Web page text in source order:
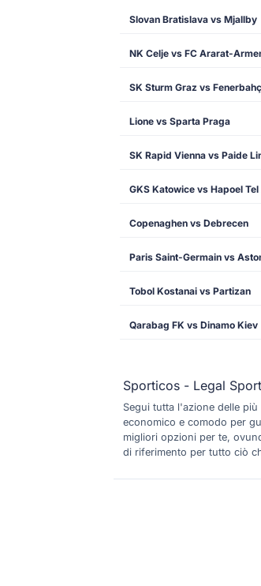
Slovan Bratislava vs Mjallby
NK Celje vs FC Ararat-
SK Sturm Graz vs
Lione vs Sparta Praga
SK Rapid Vienna vs Paide
GKS Katowice vs Hapoel Tel
Copenaghen vs Debrecen
Paris Saint-Germain vs
Tobol Kostanai vs Partizan
Qarabag FK vs Dinamo Kiev
Sporticos - Legal
Segui tutta l'azione delle
economico e comodo per
migliori opzioni per te,
di riferimento per tutto ciò